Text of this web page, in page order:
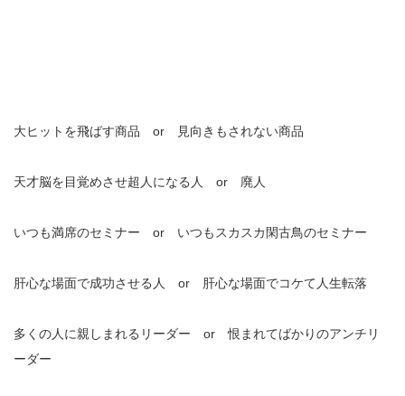
大ヒットを飛ばす商品 or 見向きもされない商品
天才脳を目覚めさせ超人になる人 or 廃人
いつも満席のセミナー or いつもスカスカ閑古鳥のセミナー
肝心な場面で成功させる人 or 肝心な場面でコケて人生転落
多くの人に親しまれるリーダー or 恨まれてばかりのアンチリ
ーダー